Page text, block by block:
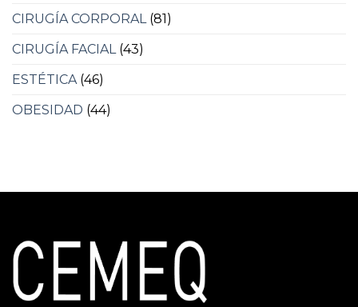
CIRUGÍA CORPORAL(81)
CIRUGÍA FACIAL(43)
ESTÉTICA(46)
OBESIDAD (44)